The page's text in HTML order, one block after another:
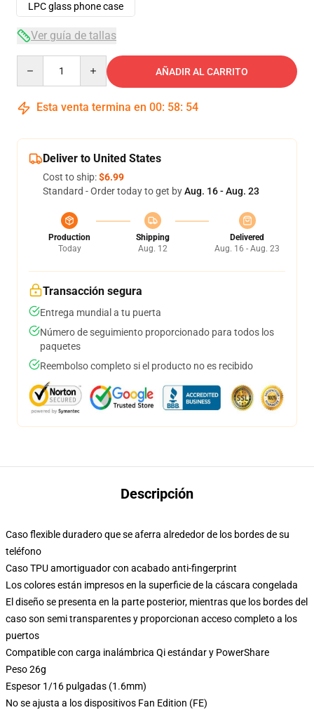
LPC glass phone case
Ver guía de tallas
AÑADIR AL CARRITO
Esta venta termina en 00: 58: 54
Deliver to United States
Cost to ship:$6.99
Standard - Order today to get byAug. 16 - Aug. 23
Production
Today
Shipping
Aug. 12
Delivered
Aug. 16 - Aug. 23
Transacción segura
Entrega mundial a tu puerta
Número de seguimiento proporcionado para todos los
paquetes
Reembolso completo si el producto no es recibido
Descripción
Caso flexible duradero que se aferra alrededor de los bordes de su
teléfono
Caso TPU amortiguador con acabado anti-fingerprint
Los colores están impresos en la superficie de la cáscara congelada
El diseño se presenta en la parte posterior, mientras que los bordes del
caso son semi transparentes y proporcionan acceso completo a los
puertos
Compatible con carga inalámbrica Qi estándar y PowerShare
Peso 26g
Espesor 1/16 pulgadas (1.6mm)
No se ajusta a los dispositivos Fan Edition (FE)